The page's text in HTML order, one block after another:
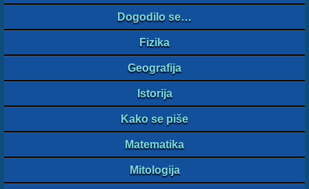
Dogodilo se…
Fizika
Geografija
Istorija
Kako se piše
Matematika
Mitologija